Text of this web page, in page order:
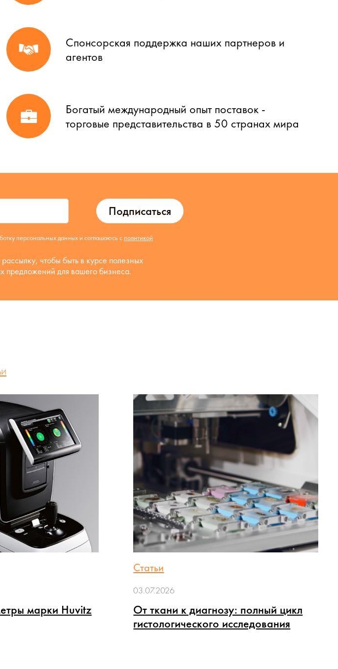
Спонсорская поддержка наших партнеров и
агентов
Богатый международный опыт поставок -
торговые представительства в 50 странах мира
Подписаться
персональных данных и соглашаюсь с политикой
чтобы быть в курсе полезных
предложений для вашего бизнеса.
марки Huvitz
Статьи
03.07.2026
От ткани к диагнозу: полный цикл
гистологического исследования